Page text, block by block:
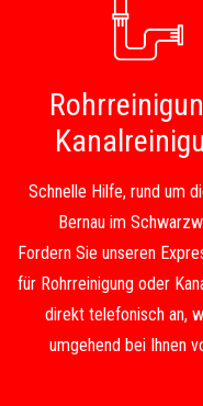
Schnelle Hilfe, rund um
Bernau im
Fordern Sie unseren
für Rohrreinigung oder
direkt telefonisch an,
umgehend bei Ihnen